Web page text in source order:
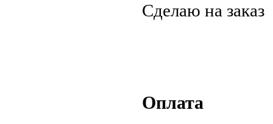
Сделаю на заказ
Оплата